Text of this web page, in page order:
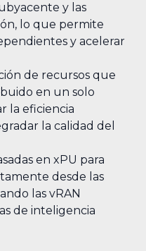
y las
lo que permite
y acelerar
de recursos que
en un solo
la eficiencia
la calidad del
en xPU para
desde las
las vRAN
de inteligencia